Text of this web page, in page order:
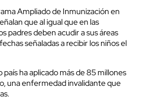
Ampliado de Inmunización en
que al igual que en las
padres deben acudir a sus áreas
señaladas a recibir los niños el
ha aplicado más de 85 millones
una enfermedad invalidante que